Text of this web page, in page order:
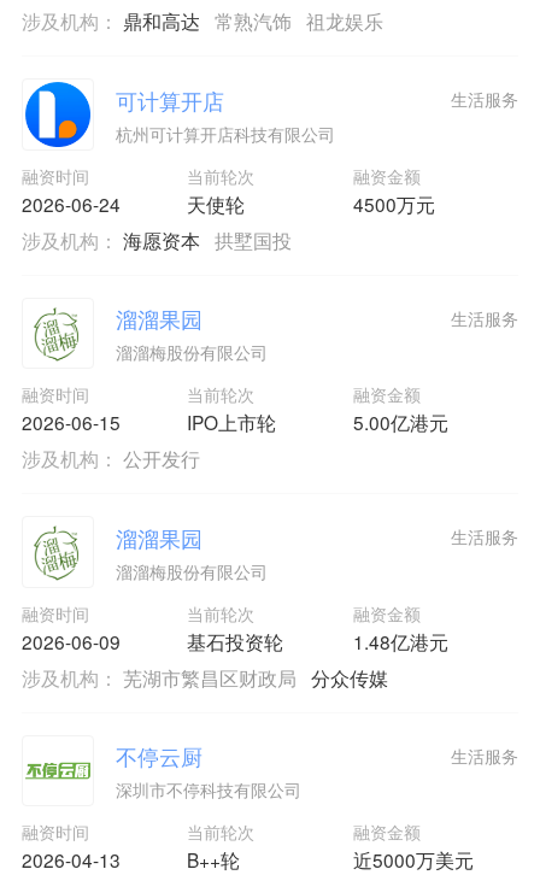
涉及机构： 鼎和高达 常熟汽饰 祖龙娱乐
可计算开店
杭州可计算开店科技有限公司
融资时间
2026-06-24
当前轮次
天使轮
融资金额
4500万元
生活服务
涉及机构： 海愿资本 拱墅国投
溜溜果园
溜溜梅股份有限公司
融资时间
2026-06-15
当前轮次
IPO上市轮
融资金额
5.00亿港元
生活服务
涉及机构： 公开发行
溜溜果园
溜溜梅股份有限公司
融资时间
2026-06-09
当前轮次
基石投资轮
融资金额
1.48亿港元
生活服务
涉及机构： 芜湖市繁昌区财政局 分众传媒
不停云厨
深圳市不停科技有限公司
融资时间
2026-04-13
当前轮次
B++轮
融资金额
近5000万美元
生活服务